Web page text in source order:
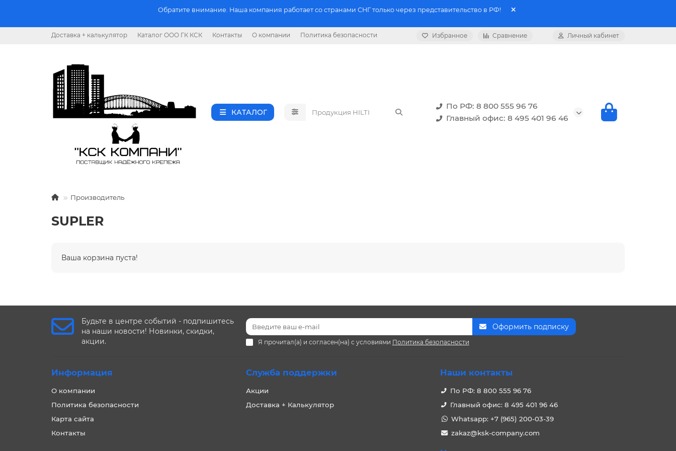
Обратите внимание. Наша компания работает со странами СНГ только через представительство в РФ!
Доставка + калькулятор Каталог ООО ГК КСК Контакты О компании Политика безопасности Избранное Сравнение Личный кабинет
КАТАЛОГ
По РФ: 8 800 555 96 76
Главный офис: 8 495 401 96 46
Производитель
SUPLER
Ваша корзина пуста!
Будьте в центре событий - подпишитесь
на наши новости! Новинки, скидки,
акции.
Оформить подписку
Я прочитал(а) и согласен(на) с условиями Политика безопасности
Информация
О компании
Политика безопасности
Карта сайта
Контакты
Служба поддержки
Акции
Доставка + Калькулятор
Наши контакты
По РФ: 8 800 555 96 76
Главный офис: 8 495 401 96 46
Whatsapp: +7 (965) 200-03-39
zakaz@ksk-company.com